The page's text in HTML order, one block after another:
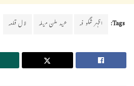
Tags: اظہر شگو فہ عید ملن میلہ لال قلعہ